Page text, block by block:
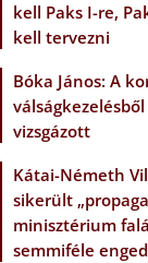
kell Paks I-re,
kell tervezni
Bóka János: A
vizsgázott
Kátai-Németh
sikerült
minisztérium
semmiféle